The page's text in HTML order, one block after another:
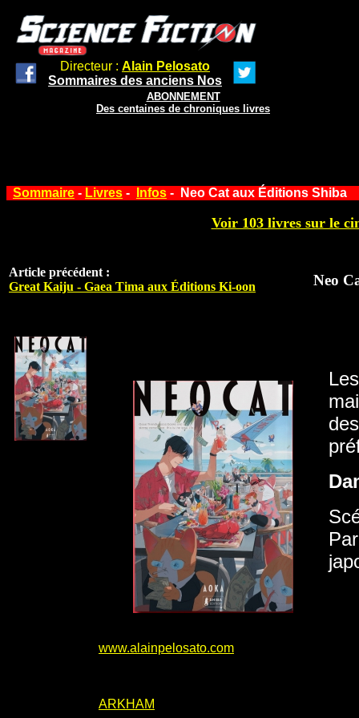
Directeur : Alain Pelosato
Sommaires des anciens Nos
ABONNEMENT
Des centaines de chroniques livres
Sommaire - Livres - Infos - Neo Cat aux Éditions Shiba
Voir 103 livres sur le
Article précédent :
Great Kaiju - Gaea Tima aux Éditions Ki-oon
Neo
www.alainpelosato.com
ARKHAM